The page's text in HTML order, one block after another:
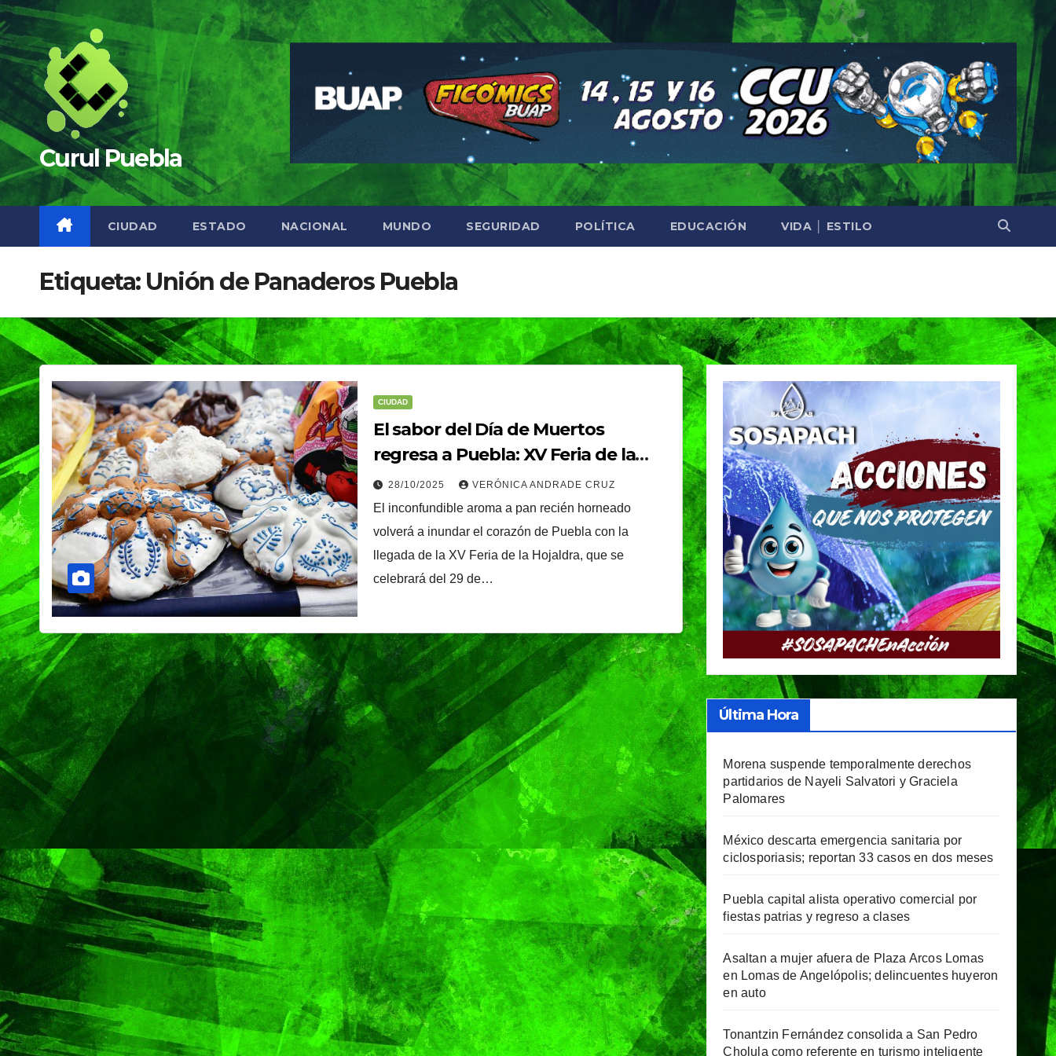
Saltar
al
contenido
Curul Puebla
CIUDAD ESTADO NACIONAL MUNDO SEGURIDAD POLÍTICA EDUCACIÓN VIDA │ ESTILO
Etiqueta: Unión de Panaderos Puebla
CIUDAD
El sabor del Día de Muertos
regresa a Puebla: XV Feria de la
Hojaldra llena de aroma el Parque
del Carmen
28/10/2025 VERÓNICA ANDRADE CRUZ
El inconfundible aroma a pan recién horneado
volverá a inundar el corazón de Puebla con la
llegada de la XV Feria de la Hojaldra, que se
celebrará del 29 de…
Última Hora
Morena suspende temporalmente derechos
partidarios de Nayeli Salvatori y Graciela
Palomares
México descarta emergencia sanitaria por
ciclosporiasis; reportan 33 casos en dos meses
Puebla capital alista operativo comercial por
fiestas patrias y regreso a clases
Asaltan a mujer afuera de Plaza Arcos Lomas
en Lomas de Angelópolis; delincuentes huyeron
en auto
Tonantzin Fernández consolida a San Pedro
Cholula como referente en turismo inteligente